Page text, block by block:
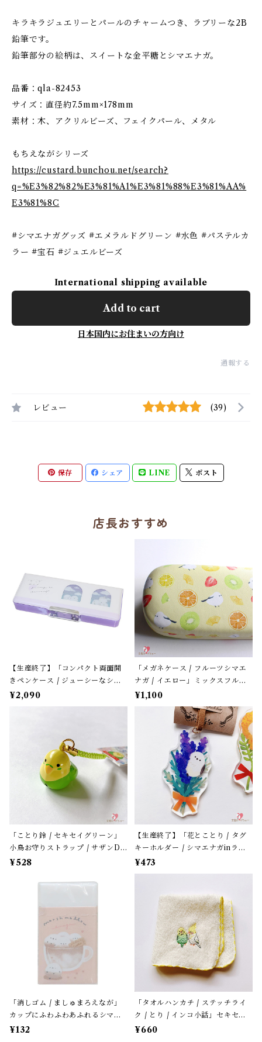
キラキラジュエリーとパールのチャームつき、ラブリーな2B
鉛筆です。
鉛筆部分の絵柄は、スイートな金平糖とシマエナガ。
品番：qla-82453
サイズ：直径約7.5mm×178mm
素材：木、アクリルビーズ、フェイクパール、メタル
もちえながシリーズ
https://custard.bunchou.net/search?
q=%E3%82%82%E3%81%A1%E3%81%88%E3%81%AA%
E3%81%8C
#シマエナガグッズ #エメラルドグリーン #水色 #パステルカ
ラー #宝石 #ジュエルビーズ
International shipping available
Add to cart
日本国内にお住まいの方向け
通報する
レビュー (39)
保存 シェア LINE ポスト
店長おすすめ
【生産終了】「コンパクト両面開
きペンケース / ジューシーなシマ
エナガ」窓から覗くシマエナガた
ち / カミオジャパン＊パープル
¥2,090
「メガネケース / フルーツシマエ
ナガ / イエロー」ミックスフルー
ツ柄 / フレンズヒル＊パステルイ
¥1,100
「ことり鈴 / セキセイグリーン」
小鳥お守りストラップ / サザンDS
クリエイト / 黄緑色のセキセイイ
月グッズ＊1個【大人気!】
¥528
【生産終了】「花とことり / タグ
キーホルダー / シマエナガinラベ
ンダー」花言葉と小鳥のアクリル
キーホルダー・バッグチャーム /
在庫限り】
¥473
「消しゴム / ましゅまろえなが」
カップにふわふわあふれるシマエ
ナガ / カフェオレ色 / クーリア
¥132
「タオルハンカチ / ステッチライ
ク / とり / インコ小話」セキセイ
＆オカメ / 小鳥刺繍のハンドタオ
¥660